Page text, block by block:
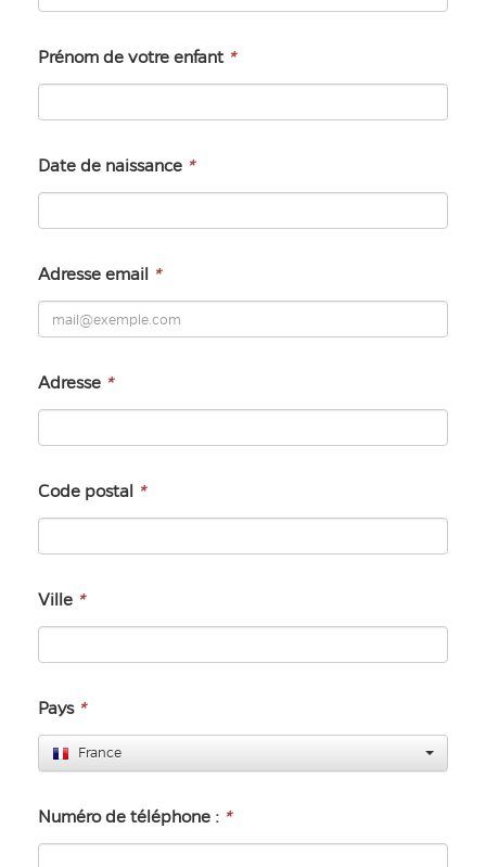
Prénom de votre enfant *
Date de naissance *
Adresse email *
Adresse *
Code postal *
Ville *
Pays *
France
Numéro de téléphone : *